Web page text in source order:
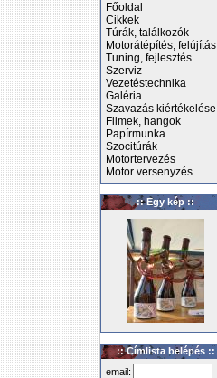
Főoldal
Cikkek
Túrák, találkozók
Motorátépítés, felújítás
Tuning, fejlesztés
Szerviz
Vezetéstechnika
Galéria
Szavazás kiértékelése
Filmek, hangok
Papírmunka
Szocitúrák
Motortervezés
Motor versenyzés
:: Egy kép ::
:: Címlista belépés ::
email: